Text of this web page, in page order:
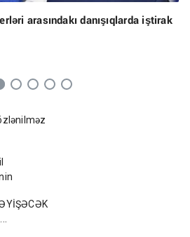
arasındakı danışıqlarda iştirak